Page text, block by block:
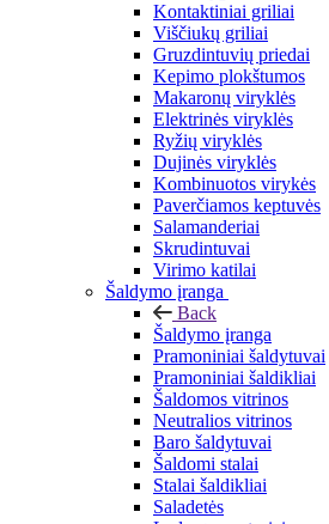
Kontaktiniai griliai
Viščiukų griliai
Gruzdintuvių priedai
Kepimo plokštumos
Makaronų viryklės
Elektrinės viryklės
Ryžių viryklės
Dujinės viryklės
Kombinuotos virykės
Paverčiamos keptuvės
Salamanderiai
Skrudintuvai
Virimo katilai
Šaldymo įranga
Back
Šaldymo įranga
Pramoniniai šaldytuvai
Pramoniniai šaldikliai
Šaldomos vitrinos
Neutralios vitrinos
Baro šaldytuvai
Šaldomi stalai
Stalai šaldikliai
Saladetės